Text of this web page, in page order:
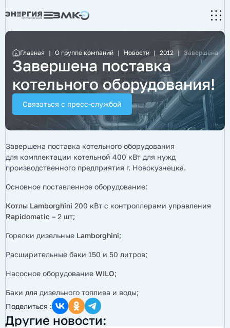
Главная | О группе компаний | Новости | 2012 | Завершена
Завершена поставка
котельного оборудования!
Связаться с пресс-службой
Завершена поставка котельного оборудования
для комплектации котельной 400 кВт для нужд
производственного предприятия г. Новокузнецка.
Основное поставленное оборудование:
Котлы Lamborghini 200 кВт с контроллерами управления
Rapidomatic – 2 шт;
Горелки дизельные Lamborghini;
Расширительные баки 150 и 50 литров;
Насосное оборудование WILO;
Баки для дизельного топлива и воды;
Поделиться :
Другие новости: